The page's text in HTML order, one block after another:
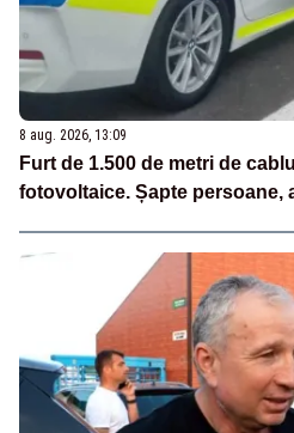
8 aug. 2026, 13:09
Furt de 1.500 de metri de
fotovoltaice. Șapte persoane,